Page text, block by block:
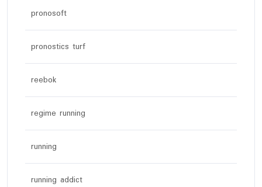
pronosoft
pronostics turf
reebok
regime running
running
running addict